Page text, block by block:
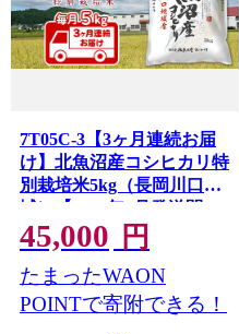
7T05C-3【3ヶ月連続お届
け】北魚沼産コシヒカリ特
別栽培米5kg（長岡川口地
域）【2026年9月発送開
始】
45,000 円
たまったWAON
POINTで寄附できる！